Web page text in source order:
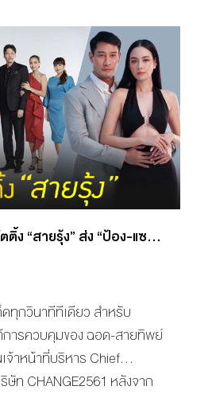
ตก จนกลายเป็นปรากฏการณ์
ประเทศญี่ปุ่นตั้งแต่วันแรกที่
วของแฟนๆ ชาวไทยที่จะได้ฟิ
เปิดฉากให้ได้ชมกันแล้วทุก
บรรยากาศในงานเปิดรอบ
ร์สยามภาวลัย Paragon
ดฮอต “ไบร์ท-วชิรวิชญ์ ชีว
อี่ยมขจร” พร้อมด้วยทัพนัก
กาย-ศิวกร เลิศชูโชติ, กันต์-
ต์ อาพรสุทธินันธ์, ข้าวตัง-
CHANGE2561 เปิดภาพฟิตติ้ง “สายรุ้ง” ส่ง “ป้อง-แซมมี่” ประกบคู่ครั้งแรก
ทุกวินาทีทีเดียว สำหรับ
การควบคุมของ ฉอด-สายทิพย์
าหน้าที่บริหาร Chief
ษัท CHANGE2561 หลังจาก